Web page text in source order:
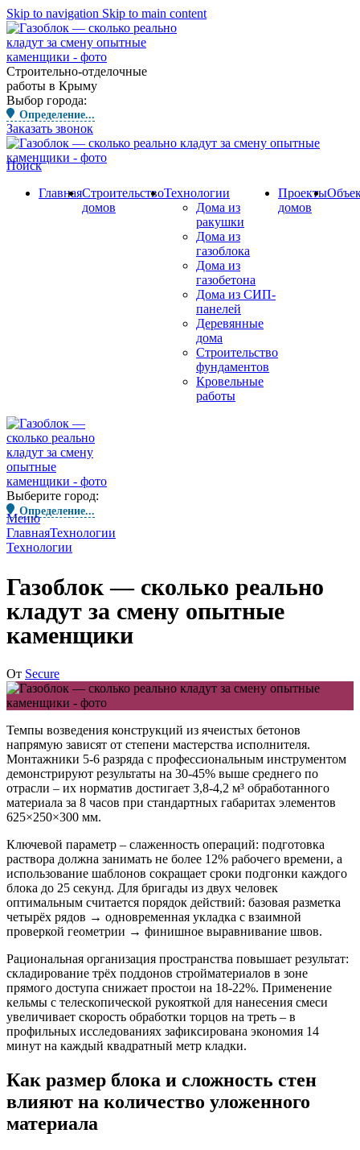
Skip to navigation Skip to main content
Строительно-отделочные
работы в Крыму
Выбор города:
Определение...
Заказать звонок
Поиск
ГлавнаяСтроительство
домов
Технологии
Дома из
ракушки
Дома из
газоблока
Дома из
газобетона
Дома из СИП-
панелей
Деревянные
дома
Строительство
фундаментов
Кровельные
работы
Проекты
домов
Выберите город:
Определение...
Меню
ГлавнаяТехнологии
Технологии
Газоблок — сколько реально
кладут за смену опытные
каменщики
От Secure
Темпы возведения конструкций из ячеистых бетонов
напрямую зависят от степени мастерства исполнителя.
Монтажники 5-6 разряда с профессиональным инструментом
демонстрируют результаты на 30-45% выше среднего по
отрасли – их норматив достигает 3,8-4,2 м³ обработанного
материала за 8 часов при стандартных габаритах элементов
625×250×300 мм.
Ключевой параметр – слаженность операций: подготовка
раствора должна занимать не более 12% рабочего времени, а
использование шаблонов сокращает сроки подгонки каждого
блока до 25 секунд. Для бригады из двух человек
оптимальным считается порядок действий: базовая разметка
четырёх рядов → одновременная укладка с взаимной
проверкой геометрии → финишное выравнивание швов.
Рациональная организация пространства повышает результат:
складирование трёх поддонов стройматериалов в зоне
прямого доступа снижает простои на 18-22%. Применение
кельмы с телескопической рукояткой для нанесения смеси
увеличивает скорость обработки торцов на треть – в
профильных исследованиях зафиксирована экономия 14
минут на каждый квадратный метр кладки.
Как размер блока и сложность стен
влияют на количество уложенного
материала